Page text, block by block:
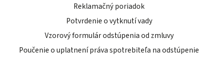
Reklamačný poriadok
Potvrdenie o vytknutí vady
Vzorový formulár odstúpenia od zmluvy
Poučenie o uplatnení práva spotrebiteľa na odstúpenie